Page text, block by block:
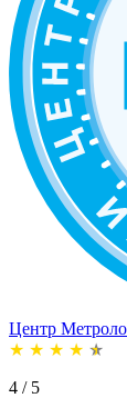
Центр
★ ★ ★ ★ ★
4 / 5